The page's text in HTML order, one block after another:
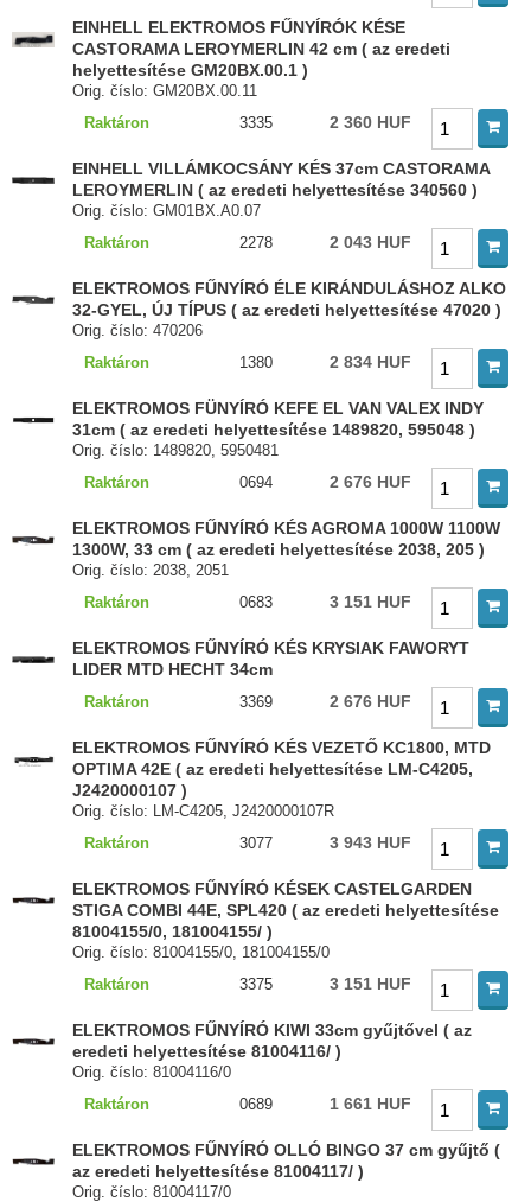
EINHELL ELEKTROMOS FŰNYÍRÓK KÉSE
CASTORAMA LEROYMERLIN 42 cm ( az eredeti
helyettesítése GM20BX.00.1 )
Orig. číslo: GM20BX.00.11
Raktáron
3335 2 360 HUF
EINHELL VILLÁMKOCSÁNY KÉS 37cm CASTORAMA
LEROYMERLIN ( az eredeti helyettesítése 340560 )
Orig. číslo: GM01BX.A0.07
Raktáron
2278 2 043 HUF
ELEKTROMOS FŰNYÍRÓ ÉLE KIRÁNDULÁSHOZ ALKO
32-GYEL, ÚJ TÍPUS ( az eredeti helyettesítése 47020 )
Orig. číslo: 470206
Raktáron
1380 2 834 HUF
ELEKTROMOS FÜNYÍRÓ KEFE EL VAN VALEX INDY
31cm ( az eredeti helyettesítése 1489820, 595048 )
Orig. číslo: 1489820, 5950481
Raktáron
0694 2 676 HUF
ELEKTROMOS FŰNYÍRÓ KÉS AGROMA 1000W 1100W
1300W, 33 cm ( az eredeti helyettesítése 2038, 205 )
Orig. číslo: 2038, 2051
Raktáron
0683 3 151 HUF
ELEKTROMOS FŰNYÍRÓ KÉS KRYSIAK FAWORYT
LIDER MTD HECHT 34cm
Raktáron 3369 2 676 HUF
ELEKTROMOS FŰNYÍRÓ KÉS VEZETŐ KC1800, MTD
OPTIMA 42E ( az eredeti helyettesítése LM-C4205,
J2420000107 )
Orig. číslo: LM-C4205, J2420000107R
Raktáron
3077 3 943 HUF
ELEKTROMOS FŰNYÍRÓ KÉSEK CASTELGARDEN
STIGA COMBI 44E, SPL420 ( az eredeti helyettesítése
81004155/0, 181004155/ )
Orig. číslo: 81004155/0, 181004155/0
Raktáron
3375 3 151 HUF
ELEKTROMOS FŰNYÍRÓ KIWI 33cm gyűjtővel ( az
eredeti helyettesítése 81004116/ )
Orig. číslo: 81004116/0
Raktáron
0689 1 661 HUF
ELEKTROMOS FŰNYÍRÓ OLLÓ BINGO 37 cm gyűjtő (
az eredeti helyettesítése 81004117/ )
Orig. číslo: 81004117/0